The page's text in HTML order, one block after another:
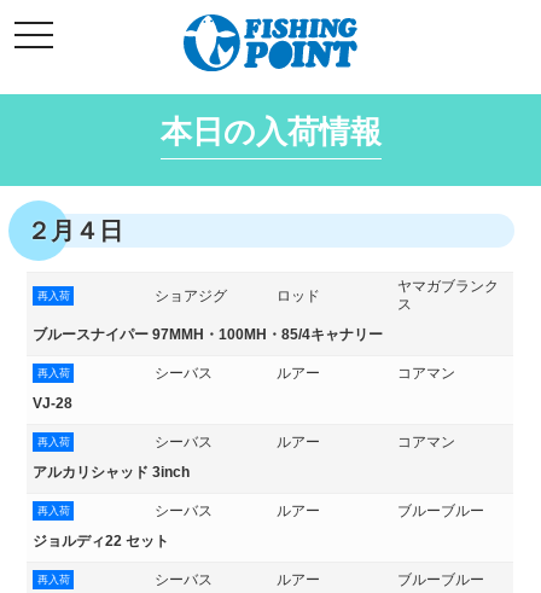
ン
ン
ス
キ
ッ
t
o
l
g
t
o
n
本日の入荷情報
２月４日
再入荷 ショアジグ ロッド
ヤマガブランク
ス
ブルースナイパー 97MMH・100MH・85/4キャナリー
再入荷 シーバス ルアー コアマン
VJ-28
再入荷 シーバス ルアー コアマン
アルカリシャッド 3inch
再入荷 シーバス ルアー ブルーブルー
ジョルディ22 セット
再入荷 シーバス ルアー ブルーブルー